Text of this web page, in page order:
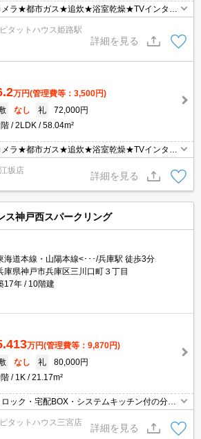
ラ★都市ガス★追炊★浴室乾燥★TVインター
タットハウス姫路駅
詳細を見る
万円(管理費等：3,500円)
なし 礼
72,000円
2LDK 58.04m²
ラ★都市ガス★追炊★浴室乾燥★TVインター
坂店
詳細を見る
ス神戸西スパークリング
海道本線・山陽本線<･･･/兵庫駅 徒歩3分
庫県神戸市兵庫区三川口町３丁目
17年
10階建
万円(管理費等：9,870円)
なし 礼
80,000円
1K 21.17m²
ック・宅配BOX・システムキッチン付の分譲
タットハウス三宮店
詳細を見る